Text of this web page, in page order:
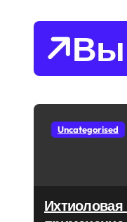
Вы
Uncategorised
Ихтиоловая